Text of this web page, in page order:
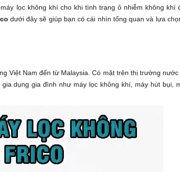
lọc không khí cho khi tình trạng ô nhiễm không khí
dưới đây sẽ giúp bạn có cái nhìn tổng quan và lựa
Việt Nam đến từ Malaysia. Có mặt trên thị trường nước
dụng gia đình như máy lọc không khí, máy hút bụi,